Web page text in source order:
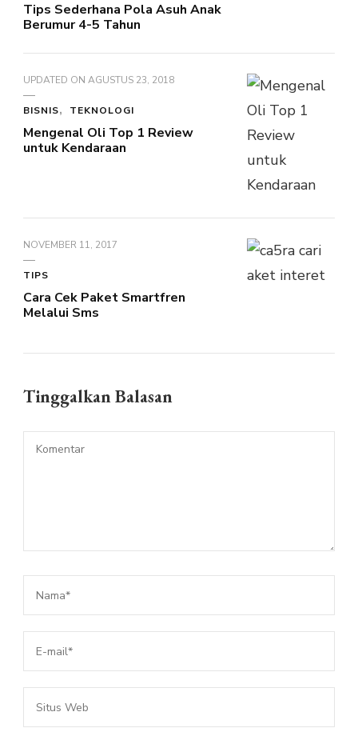
Tips Sederhana Pola Asuh Anak
Berumur 4-5 Tahun
UPDATED ON AGUSTUS 23, 2018
BISNIS TEKNOLOGI
Mengenal Oli Top 1 Review
untuk Kendaraan
NOVEMBER 11, 2017
TIPS
Cara Cek Paket Smartfren
Melalui Sms
Tinggalkan Balasan